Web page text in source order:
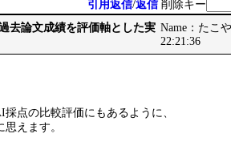
引用返信/返信 削除キー
去論文成績を評価軸とした実 Name：たこ
22:21:36
点の比較評価にもあるように、
えます。